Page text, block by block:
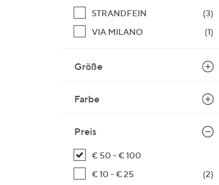
STRANDFEIN
(3)
VIA MILANO
(1)
Größe
Farbe
Preis
€ 50 - € 100
€ 10 - € 25
(2)